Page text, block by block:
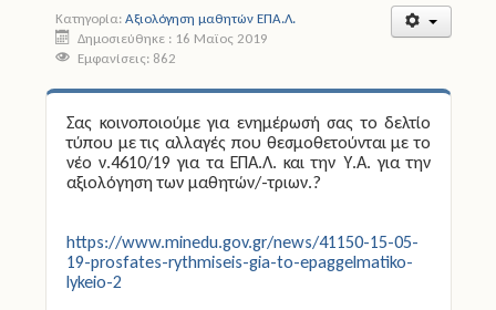
Έντυπα
Πολιτική Προστασία
Ηλεκτρονικές Υπηρεσίες
Επικοινωνία
Κατηγορία: Αξιολόγηση μαθητών ΕΠΑ.Λ.
Δημοσιεύθηκε : 16 Μαϊος 2019
Εμφανίσεις: 862
Σας κοινοποιούμε για ενημέρωσή σας το δελτίο
τύπου με τις αλλαγές που θεσμοθετούνται με το
νέο ν.4610/19 για τα ΕΠΑ.Λ. και την Υ.Α. για την
αξιολόγηση των μαθητών/-τριων.?
https://www.minedu.gov.gr/news/41150-15-05-
19-prosfates-rythmiseis-gia-to-epaggelmatiko-
lykeio-2